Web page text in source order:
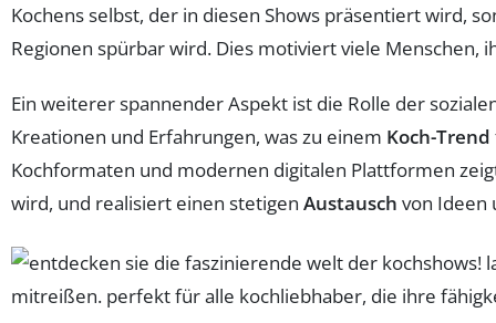
Kochens selbst, der in diesen Shows präsentiert wird,
Regionen spürbar wird. Dies motiviert viele Menschen,
Ein weiterer spannender Aspekt ist die Rolle der
Kreationen und Erfahrungen, was zu einem Koch-Trend
Kochformaten und modernen digitalen Plattformen
wird, und realisiert einen stetigen Austausch von Ideen